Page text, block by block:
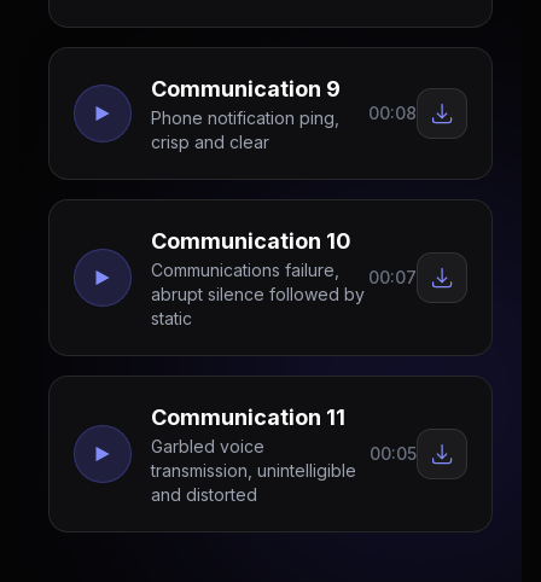
Communication 9
Phone notification ping,
crisp and clear
00:08
Communication 10
Communications failure,
abrupt silence followed by
static
00:07
Communication 11
Garbled voice
transmission, unintelligible
and distorted
00:05